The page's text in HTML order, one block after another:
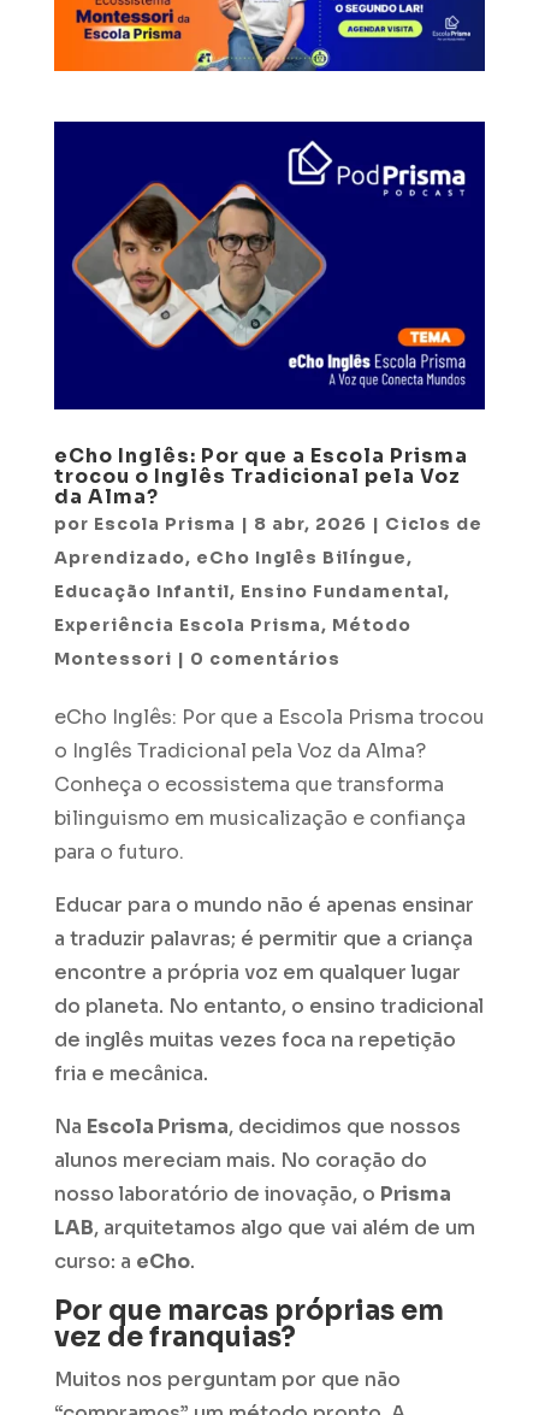
eCho Inglês: Por que a Escola Prisma
trocou o Inglês Tradicional pela Voz
da Alma?
por Escola Prisma | 8 abr, 2026 | Ciclos de
Aprendizado, eCho Inglês Bilíngue,
Educação Infantil, Ensino Fundamental,
Experiência Escola Prisma, Método
Montessori | 0 comentários
eCho Inglês: Por que a Escola Prisma trocou
o Inglês Tradicional pela Voz da Alma?
Conheça o ecossistema que transforma
bilinguismo em musicalização e confiança
para o futuro.
Educar para o mundo não é apenas ensinar
a traduzir palavras; é permitir que a criança
encontre a própria voz em qualquer lugar
do planeta. No entanto, o ensino tradicional
de inglês muitas vezes foca na repetição
fria e mecânica.
Na Escola Prisma, decidimos que nossos
alunos mereciam mais. No coração do
nosso laboratório de inovação, o Prisma
LAB, arquitetamos algo que vai além de um
curso: a eCho.
Por que marcas próprias em
vez de franquias?
Muitos nos perguntam por que não